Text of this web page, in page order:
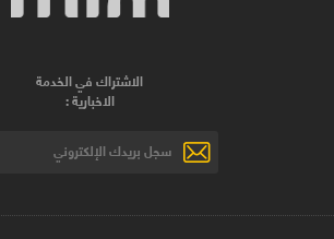
الاشتراك في الخدمة
الاخبارية :